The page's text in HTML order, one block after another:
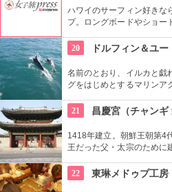
ハワイのサーフィン好きな
プ。ロングボードやショー
や保管も行っています。
20 ドルフィン＆ユー
名前のとおり、イルカと戯
グをはじめとするマリンア
いそう。バーベキューやフ
てなしも。
21 昌慶宮（チャンギ
1418年建立。朝鮮王朝第4
王だった父・太宗のために
然に囲まれた環境の中にあ
です。
22